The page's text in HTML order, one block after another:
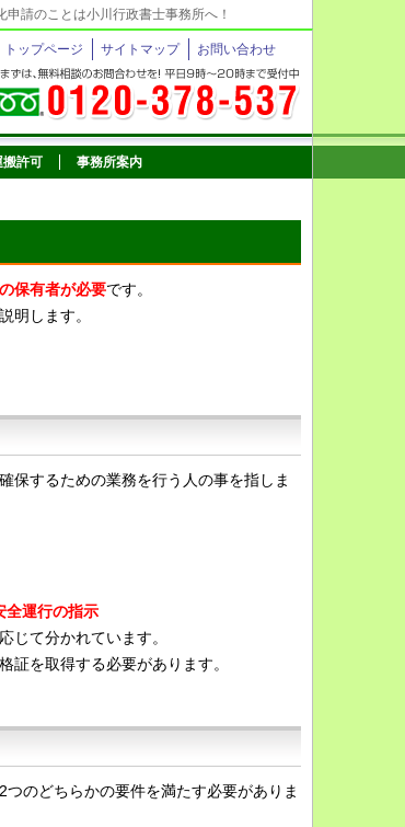
請のことは小川行政書士事務所へ！
トップページ サイトマップ お問い合わせ
搬許可 事務所案内
保有者が必要です。
明します。
保するための業務を行う人の事を指しま
全運行の指示
じて分かれています。
証を取得する必要があります。
のどちらかの要件を満たす必要がありま